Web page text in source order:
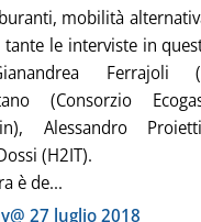
mobilità
tante le interviste in
Ferrajoli
(Consorzio
Alessandro
(H2IT).
è de...
27 luglio 2018